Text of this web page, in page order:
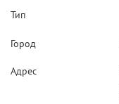
Тип
Город
Адрес